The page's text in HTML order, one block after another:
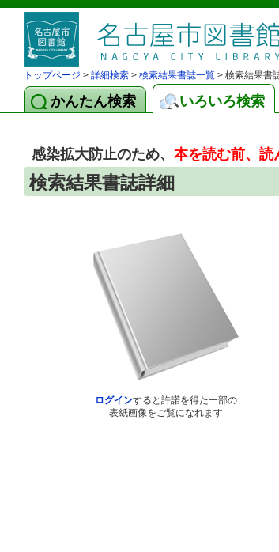
トップページ > 詳細検索 > 検索結果書誌一覧 > 検索結果書
かんたん検索 いろいろ検索
感染拡大防止のため、 本を読む前、読
検索結果書誌詳細
ログインすると許諾を得た一部の
表紙画像をご覧になれます